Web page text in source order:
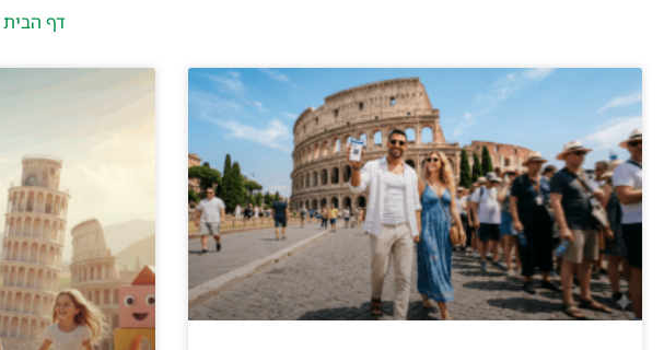
דף הבית